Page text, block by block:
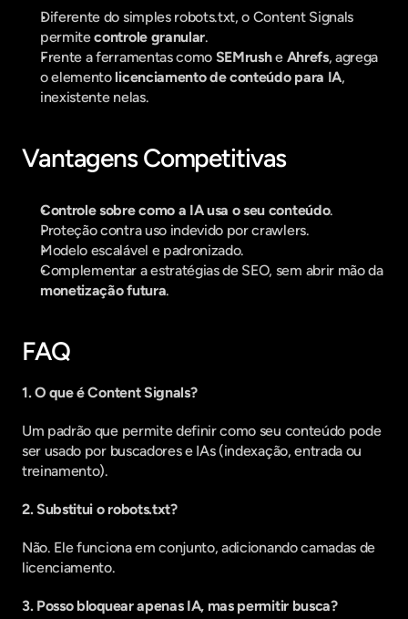
Diferente do simples robots.txt, o Content Signals
permite controle granular.
Frente a ferramentas como SEMrush e Ahrefs, agrega
o elemento licenciamento de conteúdo para IA,
inexistente nelas.
Vantagens Competitivas
Controle sobre como a IA usa o seu conteúdo.
Proteção contra uso indevido por crawlers.
Modelo escalável e padronizado.
Complementar a estratégias de SEO, sem abrir mão da
monetização futura.
FAQ
1. O que é Content Signals?
Um padrão que permite definir como seu conteúdo pode
ser usado por buscadores e IAs (indexação, entrada ou
treinamento).
2. Substitui o robots.txt?
Não. Ele funciona em conjunto, adicionando camadas de
licenciamento.
3. Posso bloquear apenas IA, mas permitir busca?